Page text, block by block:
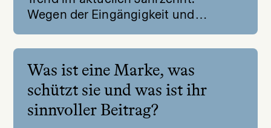
Wegen der Eingängigkeit und…
Was ist eine Marke, was
schützt sie und was ist ihr
sinnvoller Beitrag?